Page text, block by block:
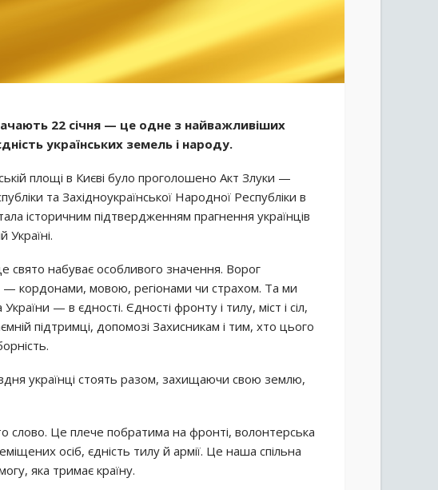
22 січня — це одне з найважливіших
українських земель і народу.
площі в Києві було проголошено Акт Злуки —
та Західноукраїнської Народної Республіки в
історичним підтвердженням прагнення українців
Україні.
свято набуває особливого значення. Ворог
— кордонами, мовою, регіонами чи страхом. Та ми
— в єдності. Єдності фронту і тилу, міст і сіл,
підтримці, допомозі Захисникам і тим, хто цього
українці стоять разом, захищаючи свою землю,
слово. Це плече побратима на фронті, волонтерська
осіб, єдність тилу й армії. Це наша спільна
яка тримає країну.